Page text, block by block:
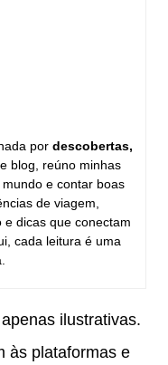
por descobertas,
blog, reúno minhas
e contar boas
de viagem,
dicas que conectam
cada leitura é uma
ilustrativas.
às plataformas e